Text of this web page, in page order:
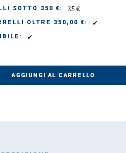
SOTTO 350 €: 35 €
OLTRE 350,00 €: ✔
✔
AGGIUNGI AL CARRELLO